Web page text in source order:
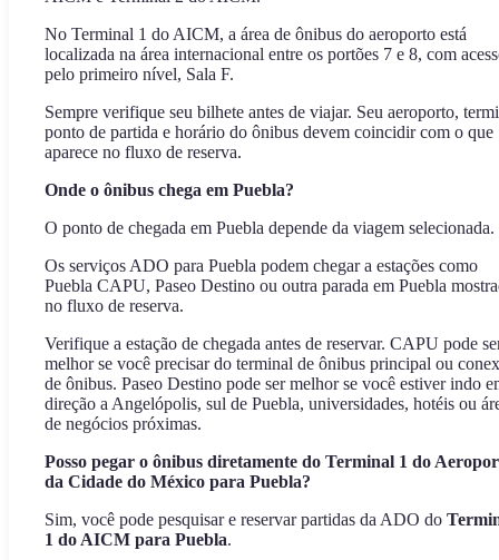
No Terminal 1 do AICM, a área de ônibus do aeroporto está
localizada na área internacional entre os portões 7 e 8, com
pelo primeiro nível, Sala F.
Sempre verifique seu bilhete antes de viajar. Seu aeroporto,
ponto de partida e horário do ônibus devem coincidir com o que
aparece no fluxo de reserva.
Onde o ônibus chega em Puebla?
O ponto de chegada em Puebla depende da viagem selecionada.
Os serviços ADO para Puebla podem chegar a estações como
Puebla CAPU, Paseo Destino ou outra parada em Puebla
no fluxo de reserva.
Verifique a estação de chegada antes de reservar. CAPU pode
melhor se você precisar do terminal de ônibus principal ou
de ônibus. Paseo Destino pode ser melhor se você estiver indo
direção a Angelópolis, sul de Puebla, universidades, hotéis ou
de negócios próximas.
Posso pegar o ônibus diretamente do Terminal 1 do
da Cidade do México para Puebla?
Sim, você pode pesquisar e reservar partidas da ADO do
1 do AICM para Puebla.